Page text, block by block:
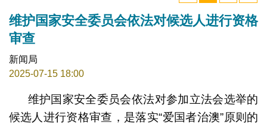
维护国家安全委员会依法对候选人进行资格
审查
新闻局
2025-07-15 18:00
维护国家安全委员会依法对参加立法会选举的
候选人进行资格审查，是落实“爱国者治澳”原则的